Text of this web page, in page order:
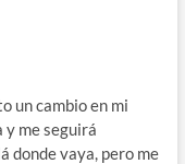
un cambio en mi
y me seguirá
donde vaya, pero me